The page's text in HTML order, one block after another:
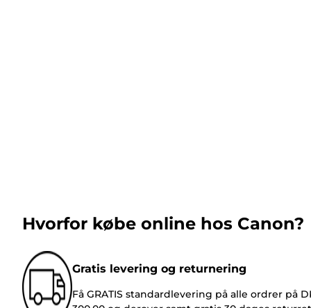
Hvorfor købe online hos Canon?
Gratis levering og returnering
Få GRATIS standardlevering på alle ordrer på